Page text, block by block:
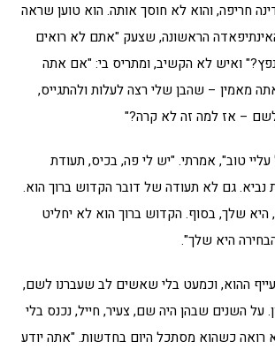
חריפה, והוא לא חוסך אותה. הוא טוען שראה
הראשונה, שצעק "אתם לא רואים
ואיש לא הקשיב, ומתריס בי: "אם אתה
מאמין – שהבן שלי רצה לעלות ולהתגייס,
לשם – אז למה זה לא קרה?"
טוב", אמרתי. "יש לי פה, בכיס, תעודת
נביא. גם לא תעודה של דובר הקדוש ברוך הוא.
שלך, בסוף. הקדוש ברוך הוא לא יחליט
היא שלך".
ההוא, וכמעט בלי שאשים לב שעברנו לשם,
על השנים שבהן היה שם, צעיר, חייל, נכנס בלי
רואה כשהוא מסתכל היום בחדשות. "אתה יודע